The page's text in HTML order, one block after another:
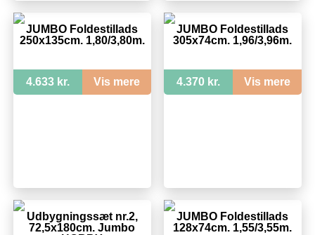
JUMBO Foldestillads
250x135cm. 1,80/3,80m.
4.633 kr. Vis mere
JUMBO Foldestillads
305x74cm. 1,96/3,96m.
4.370 kr. Vis mere
Udbygningssæt nr.2,
72,5x180cm. Jumbo
JUMBO Foldestillads
128x74cm. 1,55/3,55m.